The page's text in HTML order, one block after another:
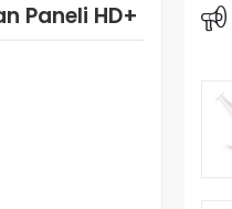
Paneli HD+